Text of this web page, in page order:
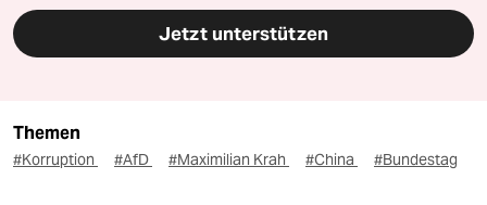
Jetzt unterstützen
Themen
#Korruption #AfD #Maximilian Krah #China #Bundestag